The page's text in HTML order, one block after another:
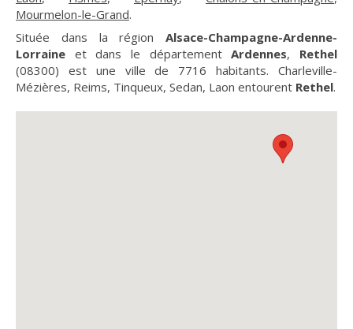
Mourmelon-le-Grand.
Située dans la région Alsace-Champagne-Ardenne-
Lorraine et dans le départementArdennes, Rethel
(08300) est une ville de 7716 habitants. Charleville-
Mézières, Reims, Tinqueux, Sedan, Laon entourent Rethel.